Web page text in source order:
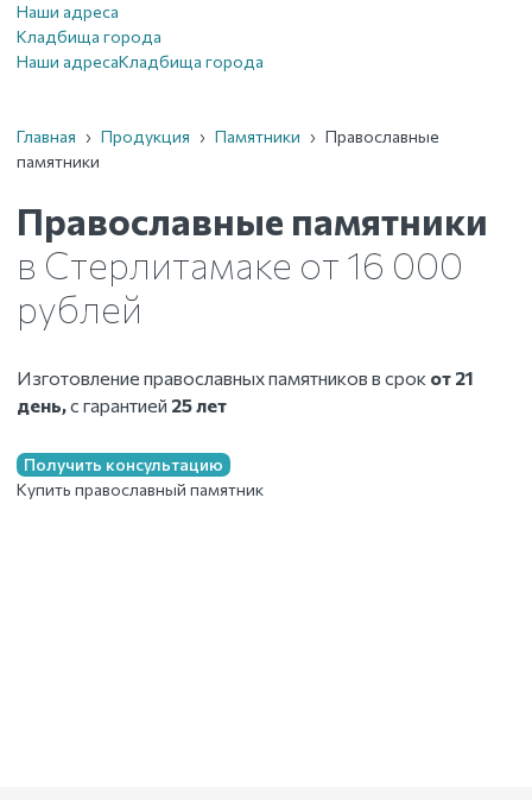
Наши адреса
Кладбища города
Наши адресаКладбища города
Главная › Продукция › Памятники › Православные
памятники
Православные памятники
в Стерлитамаке от 16 000
рублей
Изготовление православных памятников в срок от 21
день,с гарантией 25 лет
Получить консультацию
Купить православный памятник